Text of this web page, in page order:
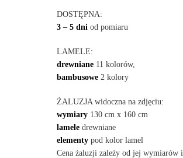
DOSTĘPNA:
3 – 5 dni od pomiaru
LAMELE:
drewniane11 kolorów,
bambusowe2 kolory
ŻALUZJA widoczna na zdjęciu:
wymiary130 cm x 160 cm
lameledrewniane
elementypod kolor lamel
Cena żaluzji zależy od jej wymiarów i